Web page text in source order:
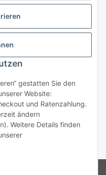
gestatten Sie den
Website:
und Ratenzahlung.
ändern
Weitere Details finden